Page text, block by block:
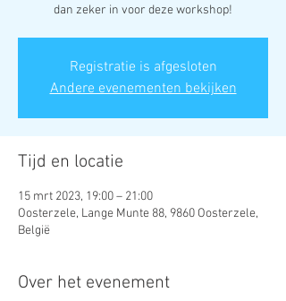
dan zeker in voor deze workshop!
Registratie is afgesloten
Andere evenementen bekijken
Tijd en locatie
15 mrt 2023, 19:00 – 21:00
Oosterzele, Lange Munte 88, 9860 Oosterzele,
België
Over het evenement